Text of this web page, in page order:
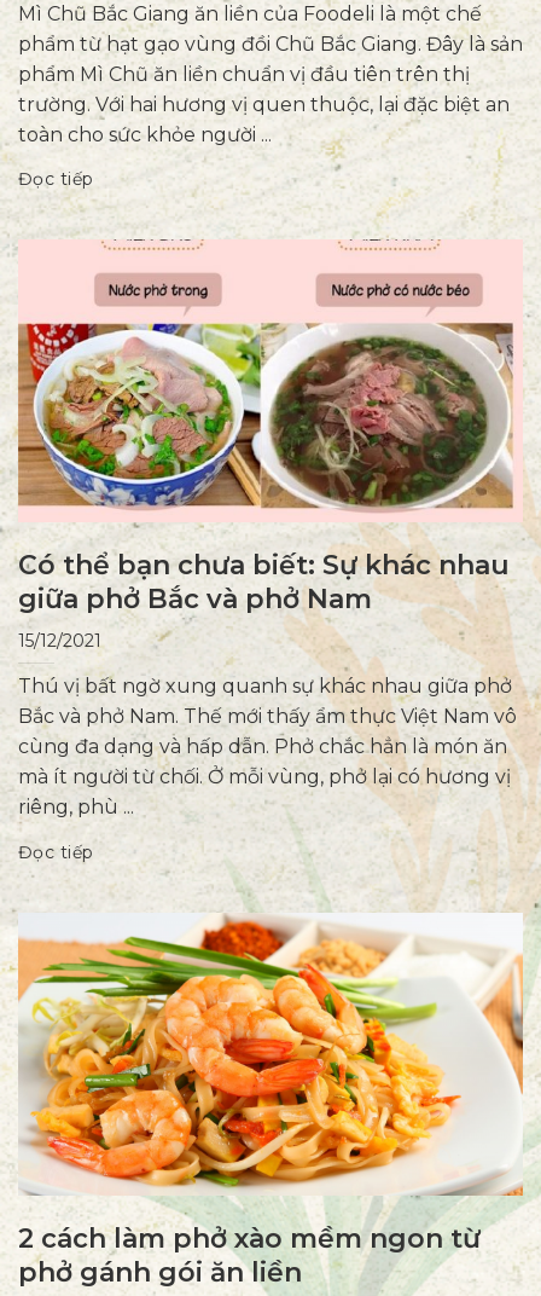
Mì Chũ Bắc Giang ăn liền của Foodeli là một chế
phẩm từ hạt gạo vùng đồi Chũ Bắc Giang. Đây là sản
phẩm Mì Chũ ăn liền chuẩn vị đầu tiên trên thị
trường. Với hai hương vị quen thuộc, lại đặc biệt an
toàn cho sức khỏe người ...
Đọc tiếp
Có thể bạn chưa biết: Sự khác nhau
giữa phở Bắc và phở Nam
15/12/2021
Thú vị bất ngờ xung quanh sự khác nhau giữa phở
Bắc và phở Nam. Thế mới thấy ẩm thực Việt Nam vô
cùng đa dạng và hấp dẫn. Phở chắc hẳn là món ăn
mà ít người từ chối. Ở mỗi vùng, phở lại có hương vị
riêng, phù ...
Đọc tiếp
2 cách làm phở xào mềm ngon từ
phở gánh gói ăn liền